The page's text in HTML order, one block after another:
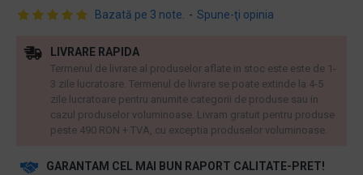
Bazată pe 3 note. - Spune-ţi opinia
GARANTAM CEL MAI BUN RAPORT CALITATE-PRET!
LIVRARE RAPIDA
Termenul de livrare al produselor aflate in stoc este este de 1-
3 zile lucratoare. Termenul de livrare se poate extinde la 4-5
zile lucratoare pentru anumite categorii de produse sau in
cazul produselor voluminoase. Livram gratuit pentru produse
peste 490 RON + TVA, cu exceptia produselor voluminoase.